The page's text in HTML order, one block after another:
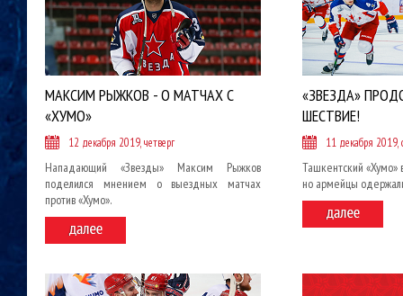
МАКСИМ РЫЖКОВ - О МАТЧАХ С
«ХУМО»
12 декабря 2019, четверг
Нападающий «Звезды» Максим Рыжков
поделился мнением о выездных матчах
против «Хумо».
«ЗВЕЗДА»
ШЕСТВИЕ!
11 декабря 2019,
Ташкентский «Хумо»
но армейцы